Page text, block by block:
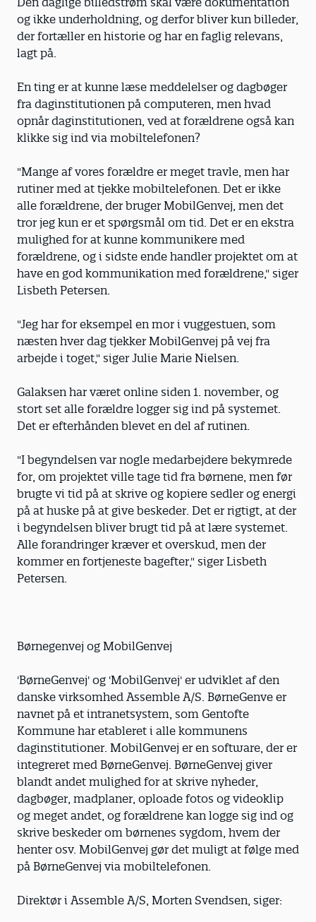
og ikke underholdning, og derfor bliver kun billeder,
der fortæller en historie og har en faglig relevans,
lagt på.
En ting er at kunne læse meddelelser og dagbøger
fra daginstitutionen på computeren, men hvad
opnår daginstitutionen, ved at forældrene også kan
klikke sig ind via mobiltelefonen?
"Mange af vores forældre er meget travle, men har
rutiner med at tjekke mobiltelefonen. Det er ikke
alle forældrene, der bruger MobilGenvej, men det
tror jeg kun er et spørgsmål om tid. Det er en ekstra
mulighed for at kunne kommunikere med
forældrene, og i sidste ende handler projektet om at
have en god kommunikation med forældrene," siger
Lisbeth Petersen.
"Jeg har for eksempel en mor i vuggestuen, som
næsten hver dag tjekker MobilGenvej på vej fra
arbejde i toget," siger Julie Marie Nielsen.
Galaksen har været online siden 1. november, og
stort set alle forældre logger sig ind på systemet.
Det er efterhånden blevet en del af rutinen.
"I begyndelsen var nogle medarbejdere bekymrede
for, om projektet ville tage tid fra børnene, men før
brugte vi tid på at skrive og kopiere sedler og energi
på at huske på at give beskeder. Det er rigtigt, at der
i begyndelsen bliver brugt tid på at lære systemet.
Alle forandringer kræver et overskud, men der
kommer en fortjeneste bagefter," siger Lisbeth
Petersen.
Børnegenvej og MobilGenvej
'BørneGenvej' og 'MobilGenvej' er udviklet af den
danske virksomhed ­Assemble A/S. BørneGenve er
navnet på et intranetsystem, som Gentofte
Kommune har etableret i alle kommunens
daginstitutioner. MobilGenvej er en software, der er
integreret med BørneGenvej. BørneGenvej giver
blandt andet mulighed for at skrive nyheder,
dagbøger, madplaner, oploade fotos og videoklip
og meget andet, og forældrene kan logge sig ind og
skrive beskeder om børnenes sygdom, hvem der
henter osv. MobilGenvej gør det muligt at følge med
på BørneGenvej via mobiltele­fonen.
Direktør i Assemble A/S, Morten ­Svendsen, siger: